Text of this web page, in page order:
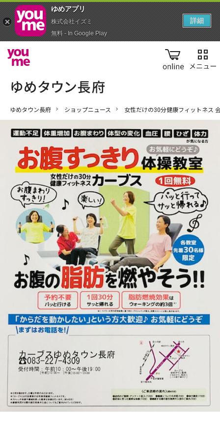
online
ゆめタウン長府 ショップニュース 女性だけの30分健康フィットネス
ゆめアプ‪リ‬
株式会社イズミ
無料 - In Google Play
詳細